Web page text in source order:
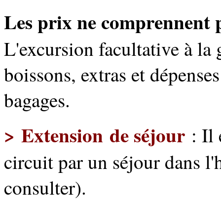
Les prix ne comprennent
L'excursion facultative à la
boissons, extras et
bagages.
> Extension de séjour : Il
circuit par un séjour dans
consulter).